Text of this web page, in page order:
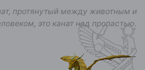
протянутый между животным и
это канат над пропастью.